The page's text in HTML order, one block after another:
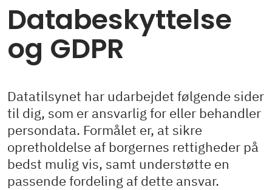
Databeskyttelse
og GDPR
Datatilsynet har udarbejdet følgende sider
til dig, som er ansvarlig for eller behandler
persondata. Formålet er, at sikre
opretholdelse af borgernes rettigheder på
bedst mulig vis, samt understøtte en
passende fordeling af dette ansvar.